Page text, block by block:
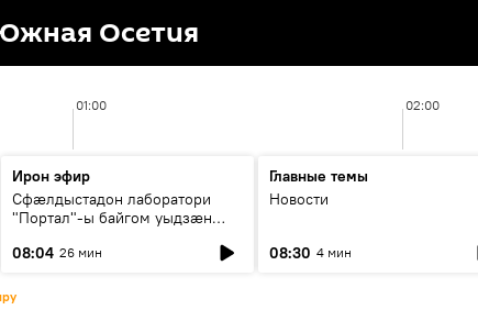
Осетия
01:00 02:00
Ирон эфир
Сфæлдыстадон лаборатори
"Портал"-ы байгом уыдзæн
Æхсары куыстыты равдыст
08:04 26 мин
Главные темы
Новости
08:30 4 мин